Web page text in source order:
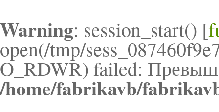
Warning: session_start() [
open(/tmp/
O_RDWR) failed:
/home/fabrikavb/